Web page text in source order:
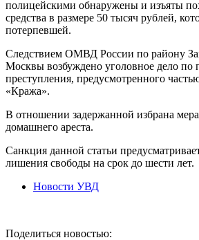
полицейскими обнаружены и изъяты
средства в размере 50 тысяч рублей,
потерпевшей.
Следствием ОМВД России по району
Москвы возбуждено уголовное дело по
преступления, предусмотренного
«Кража».
В отношении задержанной избрана
домашнего ареста.
Санкция данной статьи
лишения свободы на срок до шести лет.
Новости УВД
Поделиться новостью: